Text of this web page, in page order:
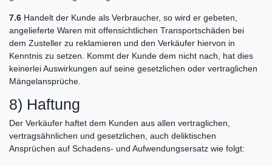
7.6 Handelt der Kunde als Verbraucher, so wird er gebeten,
angelieferte Waren mit offensichtlichen Transportschäden bei
dem Zusteller zu reklamieren und den Verkäufer hiervon in
Kenntnis zu setzen. Kommt der Kunde dem nicht nach, hat dies
keinerlei Auswirkungen auf seine gesetzlichen oder vertraglichen
Mängelansprüche.
8) Haftung
Der Verkäufer haftet dem Kunden aus allen vertraglichen,
vertragsähnlichen und gesetzlichen, auch deliktischen
Ansprüchen auf Schadens- und Aufwendungsersatz wie folgt: